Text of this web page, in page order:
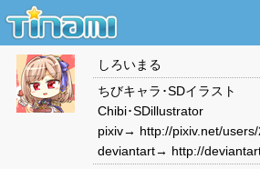
しろいまる
ちびキャラ･SDイラスト
Chibi･SDillustrator
pixiv→ http://pixiv.net/
deviantart→ http://